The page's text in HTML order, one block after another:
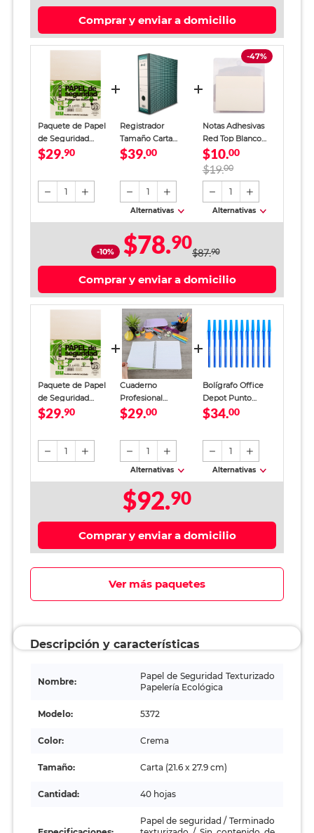
Comprar y enviar a domicilio
Paquete de Papel
de Seguridad
Papelería
Crema
$29.90
1
Registrador
Tamaño Carta
Office Depot
$39.00
1
Alternativas
-47%
Notas Adhesivas
Red Top Blanco
Traslucido 100
hojas
$10.00
$19.00
1
Alternativas
-10% $78.90$87.90
Comprar y enviar a domicilio
Paquete de Papel
de Seguridad
Papelería
Crema
$29.90
1
Cuaderno
Profesional
SkyBook Go Plus
$29.00
1
Alternativas
Bolígrafo Office
Depot Punto
Mediano Tinta Azul
$34.00
1
Alternativas
$92.90
Comprar y enviar a domicilio
Ver más paquetes
Descripción y características
Nombre:
Papel de Seguridad Texturizado
Papelería Ecológica
Modelo: 5372
Color: Crema
Tamaño: Carta (21.6 x 27.9 cm)
Cantidad: 40 hojas
Papel de seguridad / Terminado